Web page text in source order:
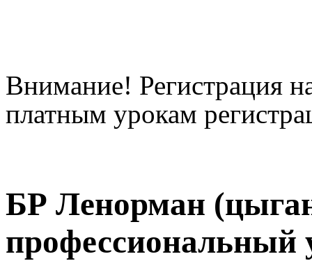
Внимание! Регистрация
платным урокам
БР Ленорман
профессиональный